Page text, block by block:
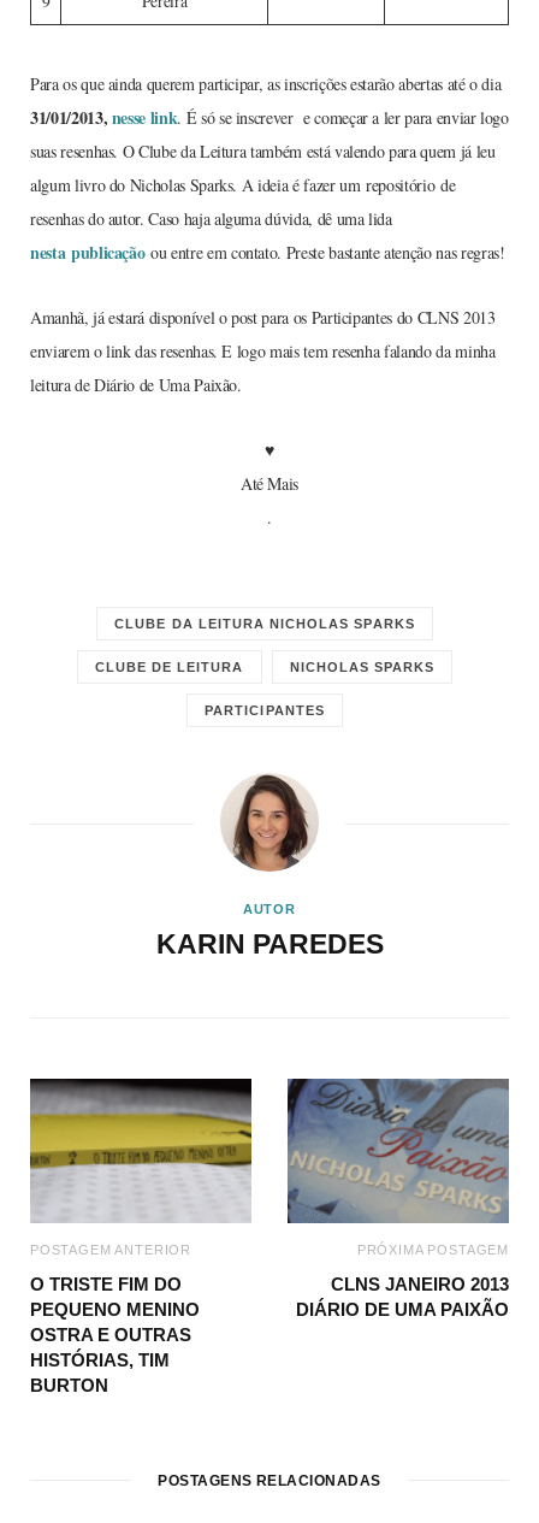
Para os que ainda querem participar, as inscrições estarão abertas até o dia
31/01/2013,nesse link. É só se inscrever e começar a ler para enviar logo
suas resenhas. O Clube da Leitura também está valendo para quem já leu
algum livro do Nicholas Sparks. A ideia é fazer um repositório de
resenhas do autor. Caso haja alguma dúvida, dê uma lida
nesta publicaçãoou entre em contato. Preste bastante atenção nas regras!
Amanhã, já estará disponível o post para os Participantes do CLNS 2013
enviarem o link das resenhas. E logo mais tem resenha falando da minha
leitura de Diário de Uma Paixão.
♥
Até Mais
.
CLUBE DA LEITURA NICHOLAS SPARKS
CLUBE DE LEITURA NICHOLAS SPARKS
PARTICIPANTES
AUTOR
KARIN PAREDES
POSTAGEM ANTERIOR
O TRISTE FIM DO
PEQUENO MENINO
OSTRA E OUTRAS
HISTÓRIAS, TIM
BURTON
PRÓXIMA POSTAGEM
CLNS JANEIRO 2013
DIÁRIO DE UMA PAIXÃO
POSTAGENS RELACIONADAS